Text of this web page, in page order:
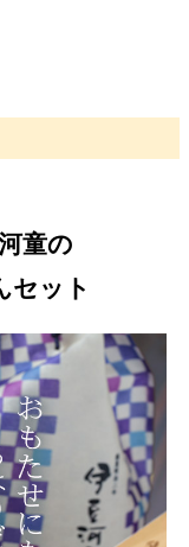
童の
セット